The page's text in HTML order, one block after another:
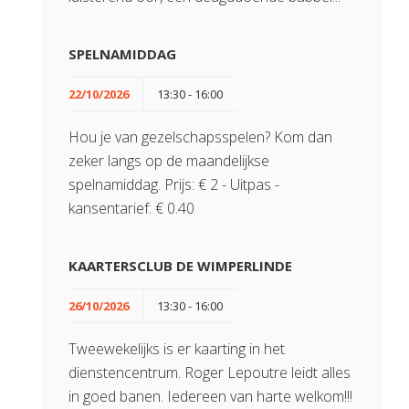
SPELNAMIDDAG
22/10/2026 13:30 - 16:00
Hou je van gezelschapsspelen? Kom dan
zeker langs op de maandelijkse
spelnamiddag. Prijs: € 2 - Uitpas -
kansentarief: € 0.40
KAARTERSCLUB DE WIMPERLINDE
26/10/2026 13:30 - 16:00
Tweewekelijks is er kaarting in het
dienstencentrum. Roger Lepoutre leidt alles
in goed banen. Iedereen van harte welkom!!!